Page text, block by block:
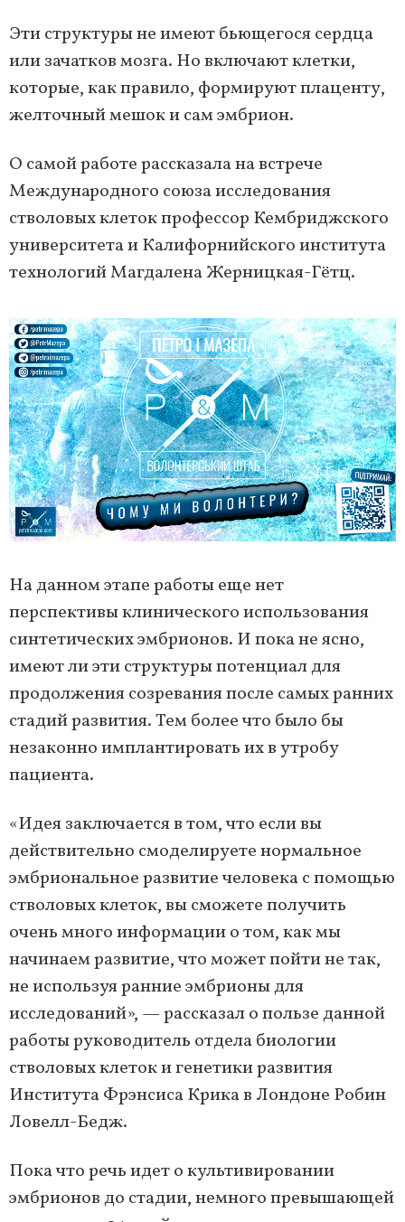
Эти структуры не имеют бьющегося сердца
или зачатков мозга. Но включают клетки,
которые, как правило, формируют плаценту,
желточный мешок и сам эмбрион.
О самой работе рассказала на встрече
Международного союза исследования
стволовых клеток профессор Кембриджского
университета и Калифорнийского института
технологий Магдалена Жерницкая-Гётц.
На данном этапе работы еще нет
перспективы клинического использования
синтетических эмбрионов. И пока не ясно,
имеют ли эти структуры потенциал для
продолжения созревания после самых ранних
стадий развития. Тем более что было бы
незаконно имплантировать их в утробу
пациента.
«Идея заключается в том, что если вы
действительно смоделируете нормальное
эмбриональное развитие человека с помощью
стволовых клеток, вы сможете получить
очень много информации о том, как мы
начинаем развитие, что может пойти не так,
не используя ранние эмбрионы для
исследований», — рассказал о пользе данной
работы руководитель отдела биологии
стволовых клеток и генетики развития
Института Фрэнсиса Крика в Лондоне Робин
Ловелл-Бедж.
Пока что речь идет о культивировании
эмбрионов до стадии, немного превышающей